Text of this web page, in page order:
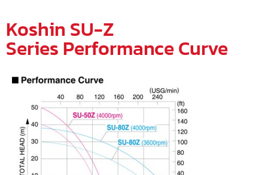
Koshin SU-Z
Series Performance Curve